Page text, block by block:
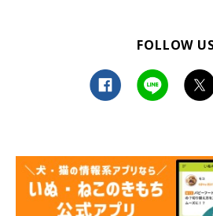
大好きな飼い主さんと早く遊びたくて
こうよ！」と誘いに来ています。朝の
FOLLOW